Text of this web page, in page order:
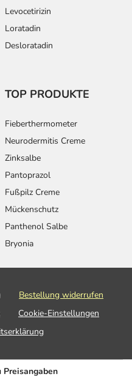
Levocetirizin
Loratadin
Desloratadin
TOP PRODUKTE
Fieberthermometer
Neurodermitis Creme
Zinksalbe
Pantoprazol
Fußpilz Creme
Mückenschutz
Panthenol Salbe
Bryonia
Bestellung widerrufen
Cookie-Einstellungen